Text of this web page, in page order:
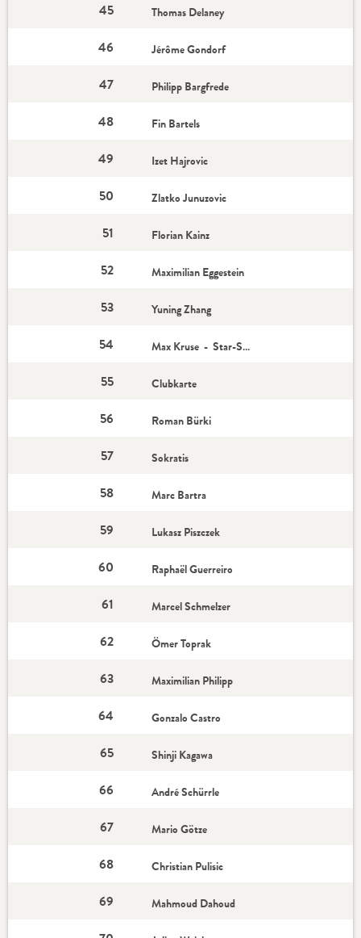
45 Thomas Delaney
46 Jérôme Gondorf
47 Philipp Bargfrede
48 Fin Bartels
49 Izet Hajrovic
50 Zlatko Junuzovic
51 Florian Kainz
52 Maximilian Eggestein
53 Yuning Zhang
54 Max Kruse - Star-Spieler
55 Clubkarte
56 Roman Bürki
57 Sokratis
58 Marc Bartra
59 Lukasz Piszczek
60 Raphaël Guerreiro
61 Marcel Schmelzer
62 Ömer Toprak
63 Maximilian Philipp
64 Gonzalo Castro
65 Shinji Kagawa
66 André Schürrle
67 Mario Götze
68 Christian Pulisic
69 Mahmoud Dahoud